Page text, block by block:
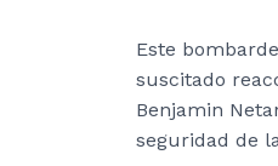
Este
suscitado
Benjamin
seguridad de